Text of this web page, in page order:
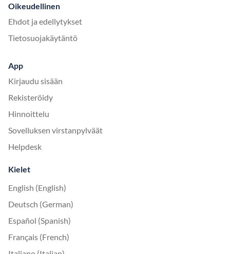
Oikeudellinen
Ehdot ja edellytykset
Tietosuojakäytäntö
App
Kirjaudu sisään
Rekisteröidy
Hinnoittelu
Sovelluksen virstanpylväät
Helpdesk
Kielet
English (English)
Deutsch (German)
Español (Spanish)
Français (French)